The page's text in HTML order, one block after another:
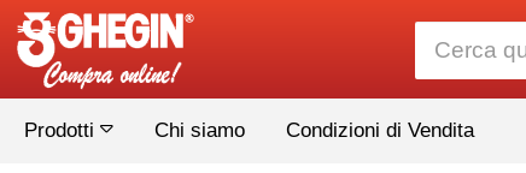
Prodotti Chi siamo Condizioni di Vendita